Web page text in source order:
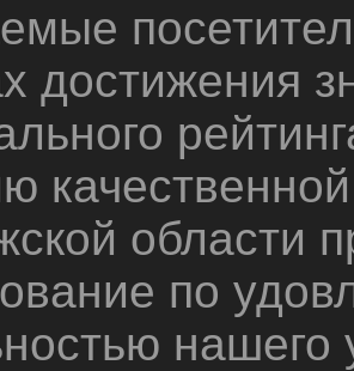
достижения
области
по
нашего